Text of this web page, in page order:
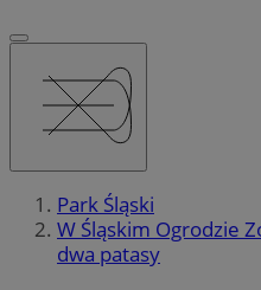
Park Śląski
W Śląskim Ogrodzie
dwa patasy